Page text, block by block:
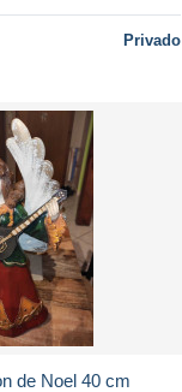
Privado
de Noel 40 cm